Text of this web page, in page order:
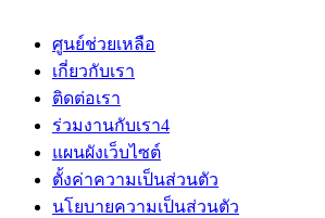
ศูนย์ช่วยเหลือ
เกี่ยวกับเรา
ติดต่อเรา
ร่วมงานกับเรา4
แผนผังเว็บไซต์
ตั้งค่าความเป็นส่วนตัว
นโยบายความเป็นส่วนตัว